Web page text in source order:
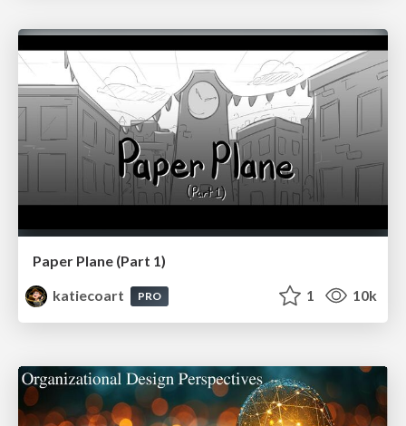
Paper Plane (Part 1)
katiecoart
PRO 1 10k